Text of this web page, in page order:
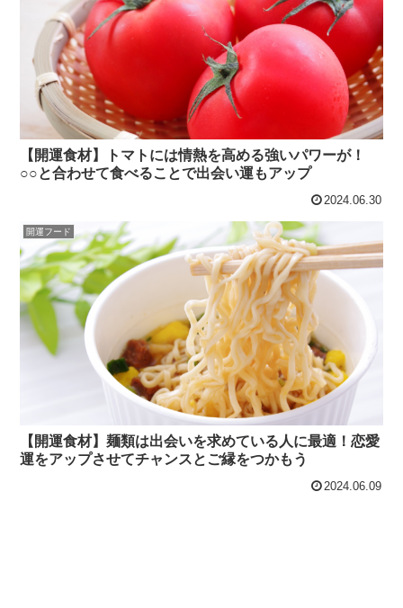
【開運食材】トマトには情熱を高める強いパワーが！
○○と合わせて食べることで出会い運もアップ
2024.06.30
開運フード
【開運食材】麺類は出会いを求めている人に最適！恋愛
運をアップさせてチャンスとご縁をつかもう
2024.06.09